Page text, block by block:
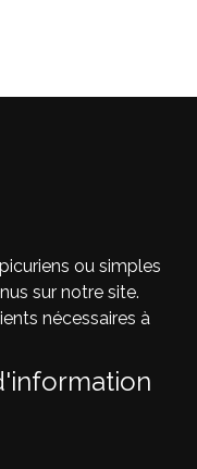
ou simples
sur notre site.
nécessaires à